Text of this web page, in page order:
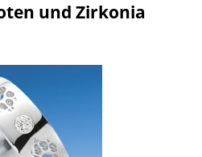
und Zirkonia